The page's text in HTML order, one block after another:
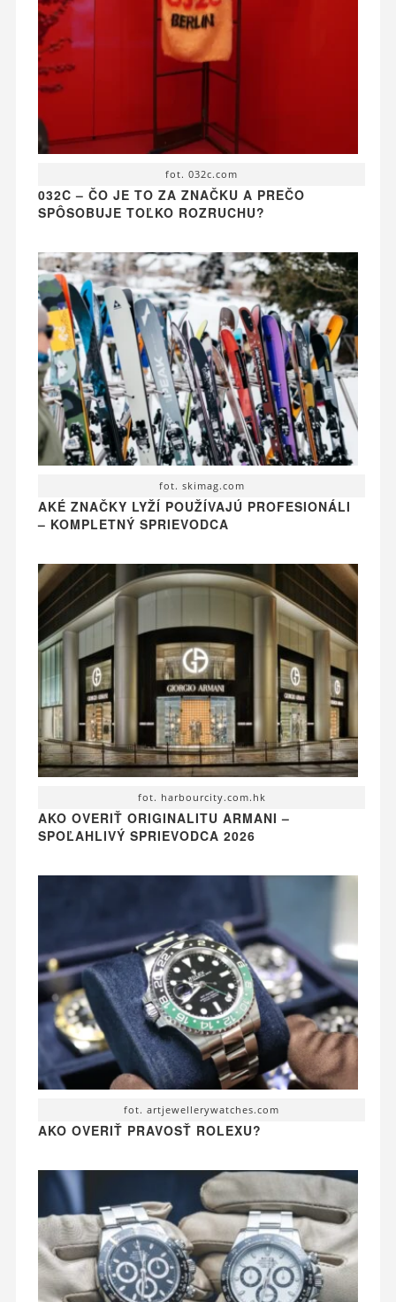
fot. 032c.com
032C – ČO JE TO ZA ZNAČKU A PREČO
SPÔSOBUJE TOĽKO ROZRUCHU?
fot. skimag.com
AKÉ ZNAČKY LYŽÍ POUŽÍVAJÚ PROFESIONÁLI
– KOMPLETNÝ SPRIEVODCA
fot. harbourcity.com.hk
AKO OVERIŤ ORIGINALITU ARMANI –
SPOĽAHLIVÝ SPRIEVODCA 2026
fot. artjewellerywatches.com
AKO OVERIŤ PRAVOSŤ ROLEXU?